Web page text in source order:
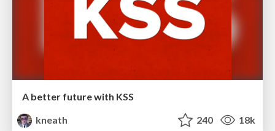
A better future with KSS
kneath
240 18k